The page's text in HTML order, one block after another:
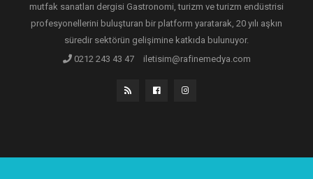
mutfak sanatları dergisi Gastronomi, turizm ve turizm endüstrisi
profesyonellerini buluşturan bir platform yaratarak, 20 yılı aşkın
süredir sektörün gelişimine katkıda bulunuyor.
0212 243 43 47
iletisim@rafinemedya.com